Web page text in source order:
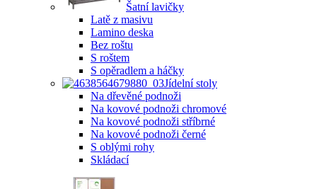
Šatní lavičky
Latě z masivu
Lamino deska
Bez roštu
S roštem
S opěradlem a háčky
Jídelní stoly
Na dřevěné podnoži
Na kovové podnoži chromové
Na kovové podnoži stříbrné
Na kovové podnoži černé
S oblými rohy
Skládací